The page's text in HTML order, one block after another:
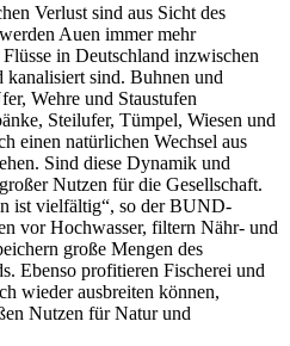
Verlust sind aus Sicht des
Auen immer mehr
in Deutschland inzwischen
sind. Buhnen und
Wehre und Staustufen
Steilufer, Tümpel, Wiesen und
einen natürlichen Wechsel aus
Sind diese Dynamik und
Nutzen für die Gesellschaft.
ist vielfältig“, so der BUND-
vor Hochwasser, filtern Nähr- und
große Mengen des
Ebenso profitieren Fischerei und
wieder ausbreiten können,
Nutzen für Natur und